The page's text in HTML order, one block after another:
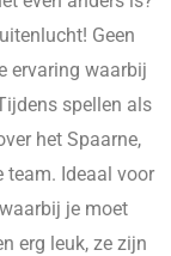
Geen
ervaring waarbij
spellen als
het Spaarne,
team. Ideaal voor
je moet
erg leuk, ze zijn